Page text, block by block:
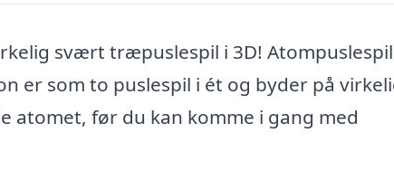
svært træpuslespil i 3D!
er som to puslespil i ét og byder på
atomet, før du kan komme i gang med